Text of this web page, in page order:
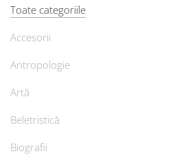
Toate categoriile
Accesorii
Antropologie
Artă
Beletristică
Biografii